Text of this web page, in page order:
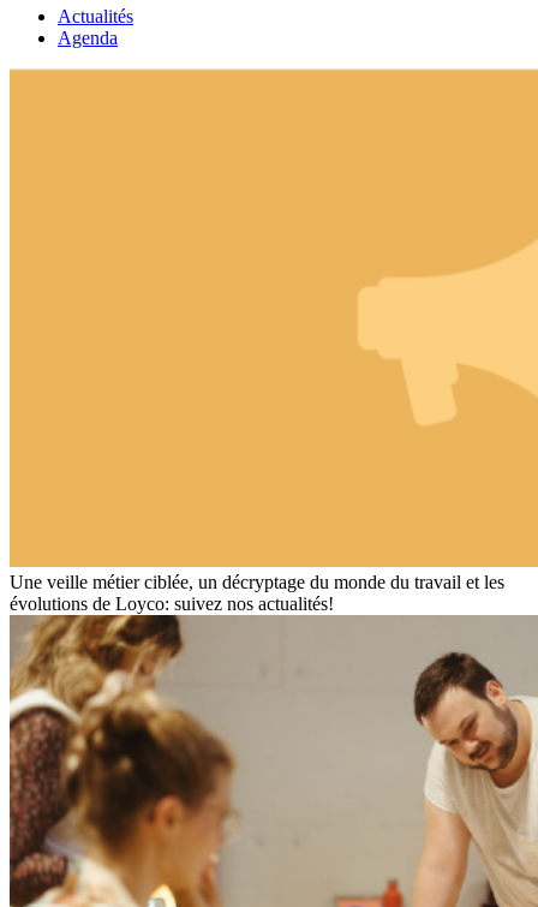
Actualités
Agenda
Une veille métier ciblée, un décryptage du monde du travail et les
évolutions de Loyco: suivez nos actualités!